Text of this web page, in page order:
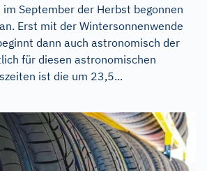
September der Herbst begonnen
Erst mit der Wintersonnenwende
dann auch astronomisch der
für diesen astronomischen
ist die um 23,5...